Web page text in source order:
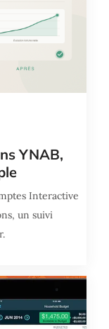
YNAB,
Interactive
un suivi